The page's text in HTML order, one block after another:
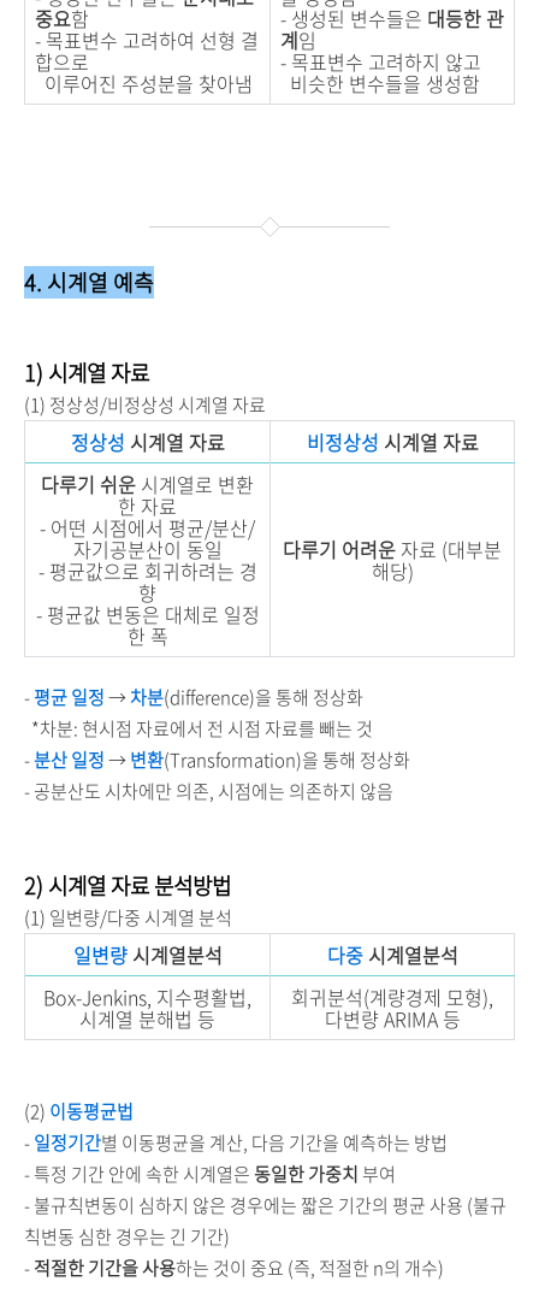
중요함
- 목표변수 고려하여 선형 결
합으로
이루어진 주성분을 찾아냄
- 생성된 변수들은 대등한 관
계임
- 목표변수 고려하지 않고
비슷한 변수들을 생성함
4. 시계열 예측
1) 시계열 자료
(1) 정상성/비정상성 시계열 자료
정상성 시계열 자료 비정상성 시계열 자료
다루기 쉬운 시계열로 변환
한 자료
- 어떤 시점에서 평균/분산/
자기공분산이 동일
- 평균값으로 회귀하려는 경
향
- 평균값 변동은 대체로 일정
한 폭
다루기 어려운 자료 (대부분
해당)
-평균 일정→차분(difference)을 통해 정상화
*차분: 현시점 자료에서 전 시점 자료를 빼는 것
-분산 일정→변환(Transformation)을 통해 정상화
- 공분산도 시차에만 의존, 시점에는 의존하지 않음
2) 시계열 자료 분석방법
(1) 일변량/다중 시계열 분석
일변량시계열분석 다중시계열분석
Box-Jenkins, 지수평활법,
시계열 분해법 등
회귀분석(계량경제 모형),
다변량 ARIMA 등
(2) 이동평균법
-일정기간별 이동평균을 계산, 다음 기간을 예측하는 방법
- 특정 기간 안에 속한 시계열은동일한 가중치부여
- 불규칙변동이 심하지 않은 경우에는 짧은 기간의 평균 사용 (불규
칙변동 심한 경우는 긴 기간)
-적절한 기간을 사용하는 것이 중요 (즉, 적절한 n의 개수)